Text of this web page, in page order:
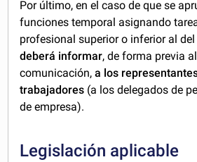
Por último, en el caso de que se
funciones temporal asignando
profesional superior o inferior al
deberá informar, de forma previa
comunicación,a los
trabajadores (a los delegados de
de empresa).
Legislación aplicable